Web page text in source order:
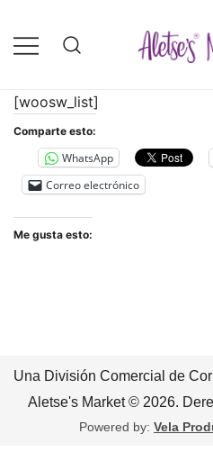
contenido
[woosw_list]
Comparte esto:
WhatsApp
Correo electrónico
Me gusta esto:
Una División Comercial de
Aletse's Market © 2026.
Powered by: Vela